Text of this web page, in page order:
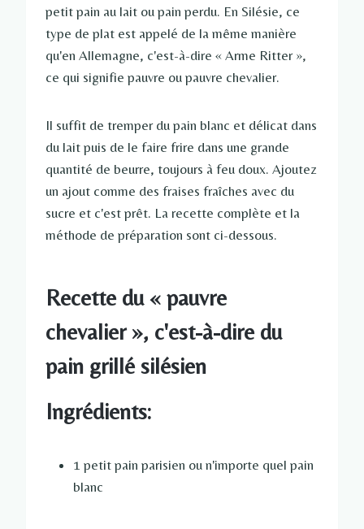
petit pain au lait ou pain perdu. En Silésie, ce
type de plat est appelé de la même manière
qu'en Allemagne, c'est-à-dire « Arme Ritter »,
ce qui signifie pauvre ou pauvre chevalier.
Il suffit de tremper du pain blanc et délicat dans
du lait puis de le faire frire dans une grande
quantité de beurre, toujours à feu doux. Ajoutez
un ajout comme des fraises fraîches avec du
sucre et c'est prêt. La recette complète et la
méthode de préparation sont ci-dessous.
Recette du « pauvre
chevalier », c'est-à-dire du
pain grillé silésien
Ingrédients:
1 petit pain parisien ou n'importe quel pain
blanc